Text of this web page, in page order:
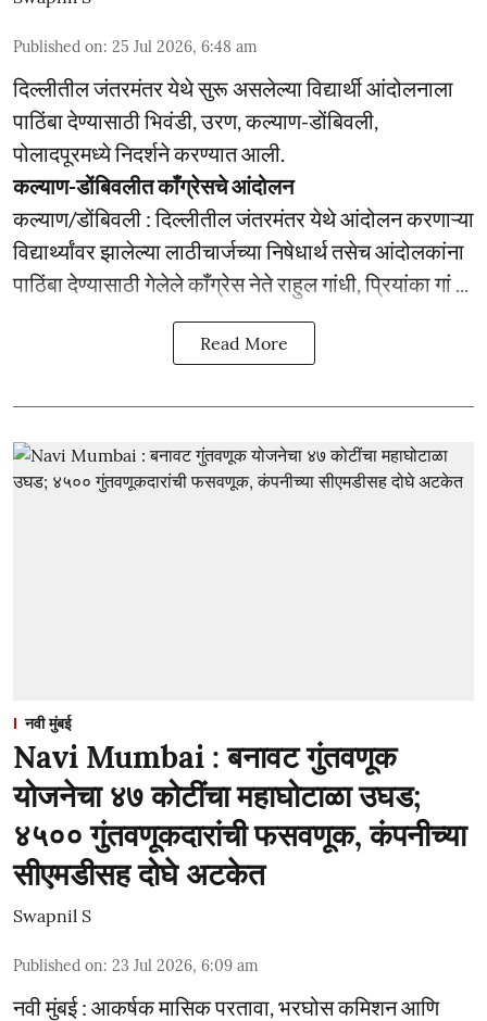
Published on: 25 Jul 2026, 6:48 am
दिल्लीतील जंतरमंतर येथे सुरू असलेल्या विद्यार्थी आंदोलनाला
पाठिंबा देण्यासाठी भिवंडी, उरण, कल्याण-डोंबिवली,
पोलादपूरमध्ये निदर्शने करण्यात आली.
कल्याण-डोंबिवलीत काँग्रेसचे आंदोलन
कल्याण/डोंबिवली : दिल्लीतील जंतरमंतर येथे आंदोलन करणाऱ्या
विद्यार्थ्यांवर झालेल्या लाठीचार्जच्या निषेधार्थ तसेच आंदोलकांना
पाठिंबा देण्यासाठी गेलेले काँग्रेस नेते राहुल गांधी, प्रियांका गां ...
Read More
नवी मुंबई
Navi Mumbai : बनावट गुंतवणूक
योजनेचा ४७ कोटींचा महाघोटाळा उघड;
४५०० गुंतवणूकदारांची फसवणूक, कंपनीच्या
सीएमडीसह दोघे अटकेत
Swapnil S
Published on: 23 Jul 2026, 6:09 am
नवी मुंबई : आकर्षक मासिक परतावा, भरघोस कमिशन आणि